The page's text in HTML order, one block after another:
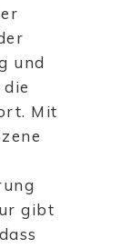
und
Mit
gibt